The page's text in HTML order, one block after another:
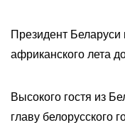
Президент
африканского лета
Высокого гостя из
главу белорусского